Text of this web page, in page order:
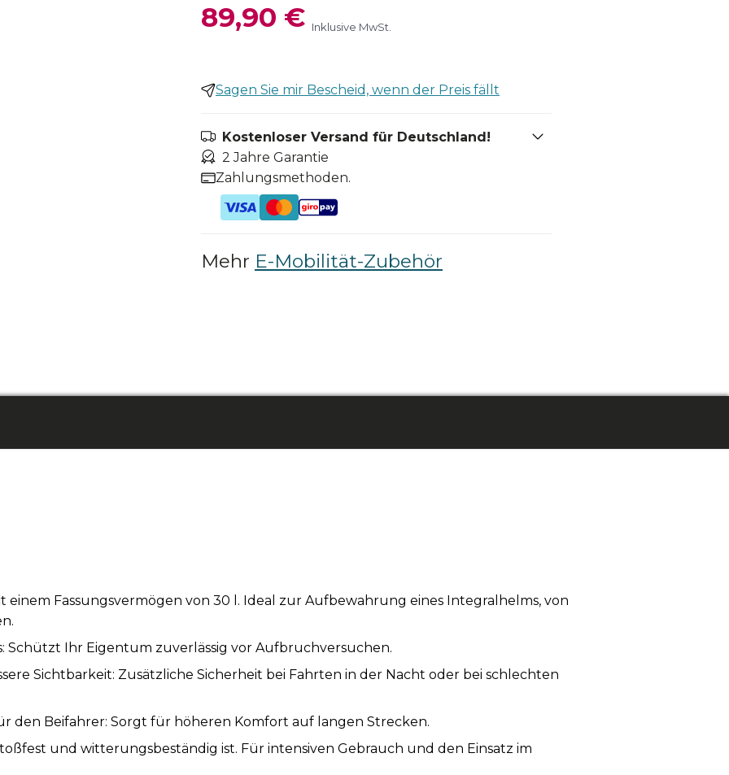
89,90 € Inklusive MwSt.
Sagen Sie mir Bescheid, wenn der Preis fällt
Kostenloser Versand für Deutschland!
2 Jahre Garantie
Zahlungsmethoden.
Mehr E-Mobilität-Zubehör
Fassungsvermögen von 30 l. Ideal zur Aufbewahrung eines Integralhelms, von
Schützt Ihr Eigentum zuverlässig vor Aufbruchversuchen.
Sichtbarkeit: Zusätzliche Sicherheit bei Fahrten in der Nacht oder bei schlechten
den Beifahrer: Sorgt für höheren Komfort auf langen Strecken.
und witterungsbeständig ist. Für intensiven Gebrauch und den Einsatz im